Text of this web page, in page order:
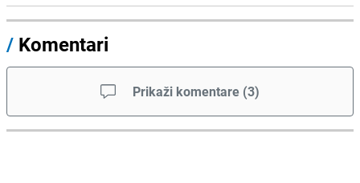
/ Komentari
Prikaži komentare (3)